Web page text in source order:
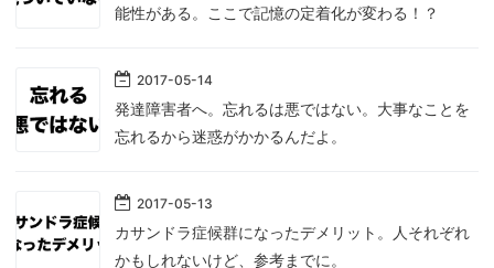
能性がある。ここで記憶の定着化が変わる！？
2017-05-14
発達障害者へ。忘れるは悪ではない。大事なことを
忘れるから迷惑がかかるんだよ。
2017-05-13
カサンドラ症候群になったデメリット。人それぞれ
かもしれないけど、参考までに。